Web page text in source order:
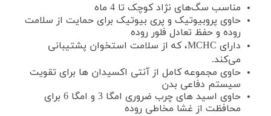
مناسب سگ‌های نژاد کوچک تا 4 ماه
حاوی پروبیوتیک و پری بیوتیک برای حمایت از سلامت
روده و حفظ تعادل فلور روده
دارای MCHC، که از سلامت استخوان پشتیبانی
می‌کند.
حاوی مجموعه کامل از آنتی اکسیدان ها برای تقویت
سیستم دفاعی بدن
حاوی اسید های چرب ضروری امگا 3 و امگا 6 برای
محافظت از غشا مخاطی روده